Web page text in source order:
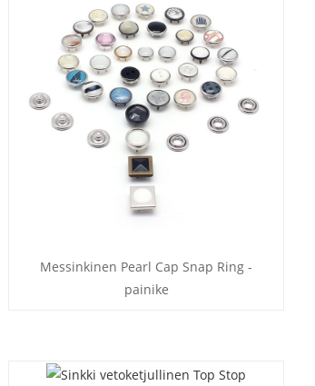
Messinkinen Pearl Cap Snap Ring -
painike